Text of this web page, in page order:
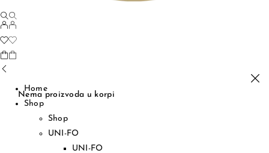
Nema proizvoda u korpi
Home
Shop
Shop
UNI-FO
UNI-FO